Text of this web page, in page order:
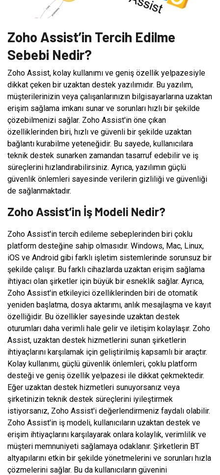
Zoho Assist’in Tercih Edilme
Sebebi Nedir?
Zoho Assist, kolay kullanımı ve geniş özellik yelpazesiyle
dikkat çeken bir uzaktan destek yazılımıdır. Bu yazılım,
müşterilerinizin veya çalışanlarınızın bilgisayarlarına uzaktan
erişim sağlama imkanı sunar ve sorunları hızlı bir şekilde
çözebilmenizi sağlar. Zoho Assist'in öne çıkan
özelliklerinden biri, hızlı ve güvenli bir şekilde uzaktan
bağlantı kurabilme yeteneğidir. Bu sayede, kullanıcılara
teknik destek sunarken zamandan tasarruf edebilir ve iş
süreçlerini hızlandırabilirsiniz. Ayrıca, yazılımın güçlü
güvenlik önlemleri sayesinde verilerin gizliliği ve güvenliği
de sağlanmaktadır.
Zoho Assist’in İş Modeli Nedir?
Zoho Assist'in tercih edileme sebeplerinden biri çoklu
platform desteğine sahip olmasıdır. Windows, Mac, Linux,
iOS ve Android gibi farklı işletim sistemlerinde sorunsuz bir
şekilde çalışır. Bu farklı cihazlarda uzaktan erişim sağlama
ihtiyacı olan şirketler için büyük bir esneklik sağlar. Ayrıca,
Zoho Assist'in etkileyici özelliklerinden biri de otomatik
yeniden başlatma, dosya aktarımı, anlık mesajlaşma ve kayıt
özelliğidir. Bu özellikler sayesinde uzaktan destek
oturumları daha verimli hale gelir ve iletişim kolaylaşır. Zoho
Assist, uzaktan destek hizmetlerini sunan şirketlerin
ihtiyaçlarını karşılamak için geliştirilmiş kapsamlı bir araçtır.
Kolay kullanımı, güçlü güvenlik önlemleri, çoklu platform
desteği ve geniş özellik yelpazesi ile dikkat çekmektedir.
Eğer uzaktan destek hizmetleri sunuyorsanız veya
şirketinizin teknik destek süreçlerini iyileştirmek
istiyorsanız, Zoho Assist'i değerlendirmeniz faydalı olabilir.
Zoho Assist'in iş modeli, kullanıcıların uzaktan destek ve
erişim ihtiyaçlarını karşılayarak onlara kolaylık, verimlilik ve
müşteri memnuniyeti sağlamaya odaklanır. Şirketlerin BT
altyapılarını etkin bir şekilde yönetmelerini ve sorunları hızla
çözmelerini sağlar. Bu da kullanıcıların güvenini